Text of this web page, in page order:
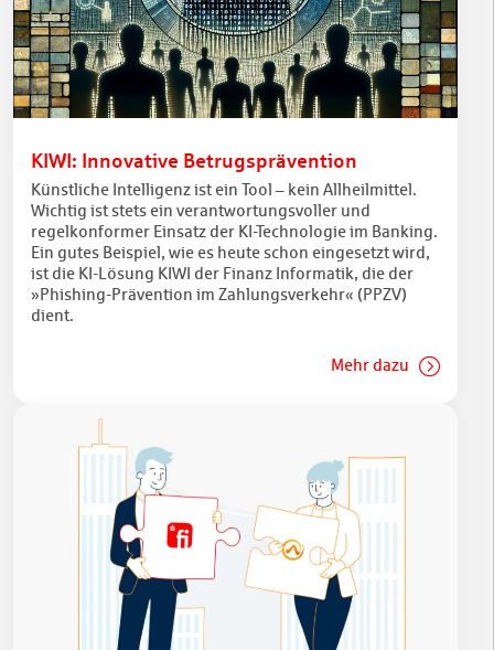
KIWI: Innovative Betrugsprävention
Künstliche Intelligenz ist ein Tool – kein Allheilmittel.
Wichtig ist stets ein verantwortungsvoller und
regelkonformer Einsatz der KI-Technologie im Banking.
Ein gutes Beispiel, wie es heute schon eingesetzt wird,
ist die KI-Lösung KIWI der Finanz Informatik, die der
»Phishing-Prävention im Zahlungsverkehr« (PPZV)
dient.
Mehr dazu